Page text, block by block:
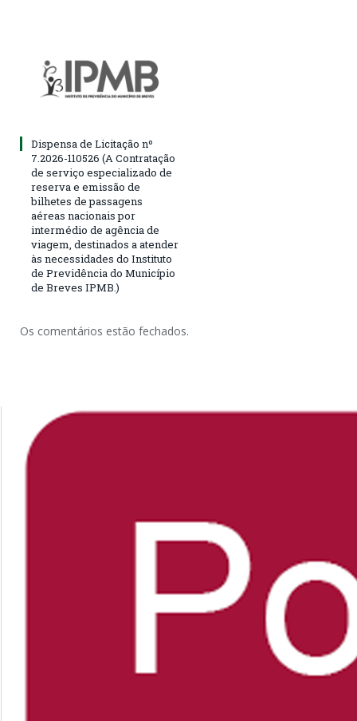
Dispensa de Licitação nº
7.2026-110526 (A Contratação
de serviço especializado de
reserva e emissão de
bilhetes de passagens
aéreas nacionais por
intermédio de agência de
viagem, destinados a atender
às necessidades do Instituto
de Previdência do Município
de Breves IPMB.)
Os comentários estão fechados.